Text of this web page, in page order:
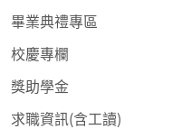
畢業典禮專區
校慶專欄
獎助學金
求職資訊(含工讀)